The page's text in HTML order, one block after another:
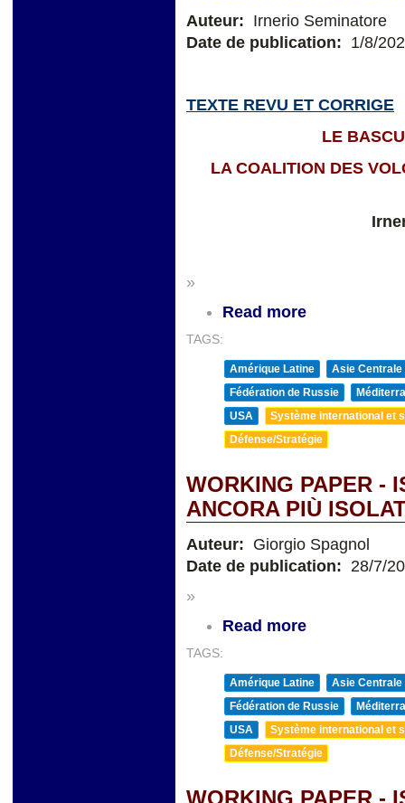
Auteur: Irnerio Seminatore
Date de publication: 1/8/
TEXTE REVU ET CORRIGE
LE
LA COALITION DES
»
Read more
TAGS:
Amérique Latine
Asie Centrale
Fédération de Russie
USA
Système international et
Défense/Stratégie
WORKING PAPER -
ANCORA PIÙ
Auteur: Giorgio Spagnol
Date de publication: 28/7/
»
Read more
TAGS:
Amérique Latine
Asie Centrale
Fédération de Russie
USA
Système international et
Défense/Stratégie